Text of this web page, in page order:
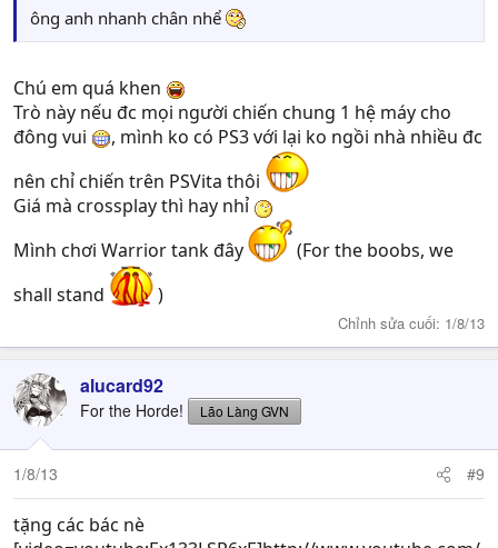
ông anh nhanh chân nhể
Chú em quá khen
Trò này nếu đc mọi người chiến chung 1 hệ máy cho
đông vui
, mình ko có PS3 với lại ko ngồi nhà nhiều đc
nên chỉ chiến trên PSVita thôi
Giá mà crossplay thì hay nhỉ
Mình chơi Warrior tank đây
(For the boobs, we
shall stand
)
Chỉnh sửa cuối: 1/8/13
alucard92
For the Horde! Lão Làng GVN
1/8/13 #9
tặng các bác nè